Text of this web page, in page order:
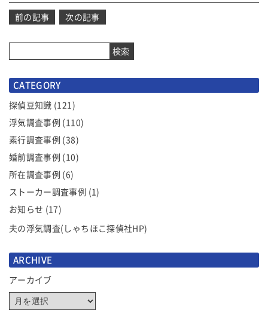
投
ナ
ビ
ー
シ
ョ
ン
前の記事 次の記事
検索
CATEGORY
探偵豆知識 (121)
浮気調査事例 (110)
素行調査事例 (38)
婚前調査事例 (10)
所在調査事例 (6)
ストーカー調査事例 (1)
お知らせ (17)
夫の浮気調査(しゃちほこ探偵社HP)
ARCHIVE
アーカイブ